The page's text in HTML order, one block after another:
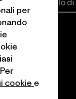
Modulo
per
cookie e